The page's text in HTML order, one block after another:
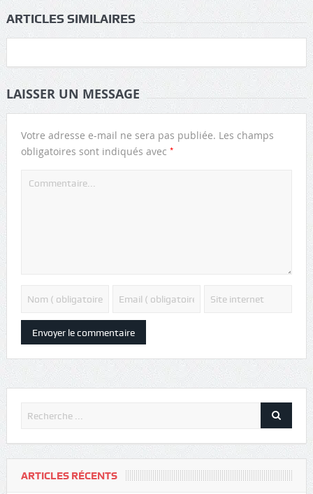
ARTICLES SIMILAIRES
LAISSER UN MESSAGE
Votre adresse e-mail ne sera pas publiée. Les champs
obligatoires sont indiqués avec *
ARTICLES RÉCENTS